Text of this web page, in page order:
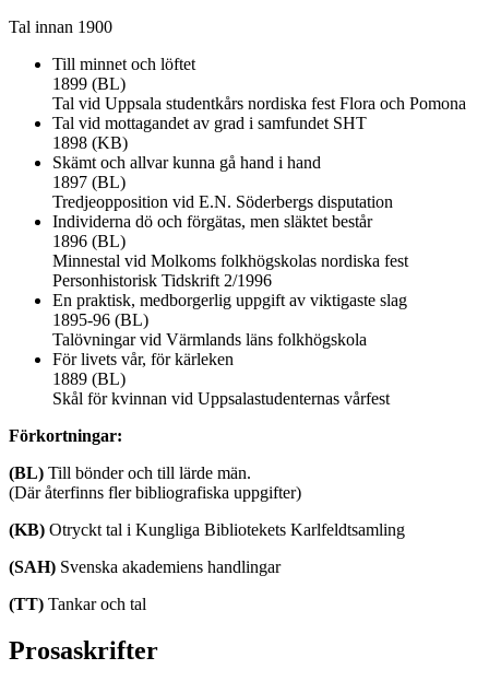
Tal innan 1900
Till minnet och löftet
1899 (BL)
Tal vid Uppsala studentkårs nordiska fest Flora och Pomona
Tal vid mottagandet av grad i samfundet SHT
1898 (KB)
Skämt och allvar kunna gå hand i hand
1897 (BL)
Tredjeopposition vid E.N. Söderbergs disputation
Individerna dö och förgätas, men släktet består
1896 (BL)
Minnestal vid Molkoms folkhögskolas nordiska fest
Personhistorisk Tidskrift 2/1996
En praktisk, medborgerlig uppgift av viktigaste slag
1895-96 (BL)
Talövningar vid Värmlands läns folkhögskola
För livets vår, för kärleken
1889 (BL)
Skål för kvinnan vid Uppsalastudenternas vårfest
Förkortningar:
(BL) Till bönder och till lärde män.
(Där återfinns fler bibliografiska uppgifter)
(KB) Otryckt tal i Kungliga Bibliotekets Karlfeldtsamling
(SAH) Svenska akademiens handlingar
(TT) Tankar och tal
Prosaskrifter